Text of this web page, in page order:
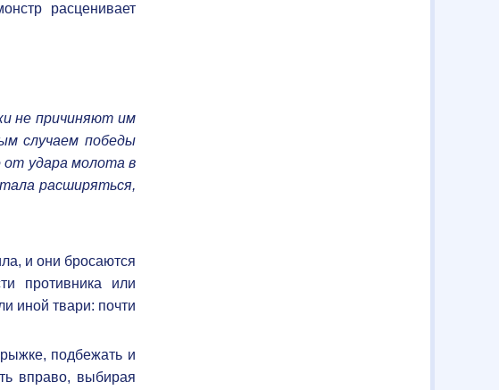
расценивает
не причиняют им
случаем победы
от удара молота в
расширяться,
и они бросаются
противника или
иной твари: почти
подбежать и
вправо, выбирая